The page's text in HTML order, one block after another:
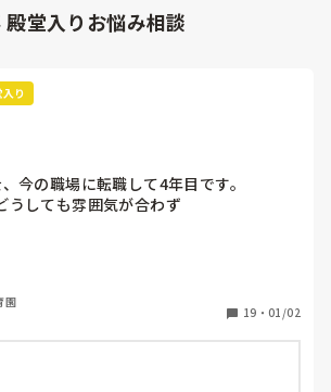
まると、そこそこかさ高くなりますから…
がありますように。
堂入りお悩み相談
り
今の職場に転職して4年目です。
うしても雰囲気が合わず
います。
10年以上から何十年という先生がほとん
悪口が多く、
育も
園
19 ・ 01/02